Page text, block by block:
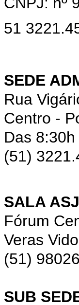
51
SEDE
Rua
Centro -
Das
(51)
SALA
Fórum
Veras
(51)
SUB